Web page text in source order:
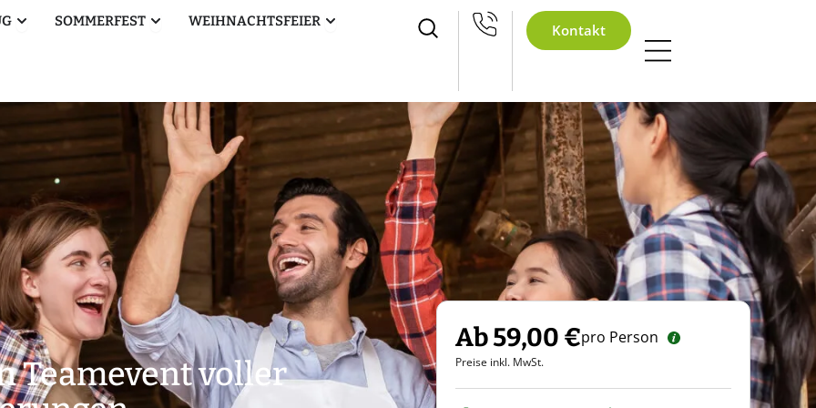
Öffne Betriebsausflug
SOMMERFEST Öffne Sommerfest
WEIHNACHTSFEIER Öffne Weihnachtsfeier
Kontakt
Teamevent voller
Ab 59,00 €pro Person
Preise inkl. MwSt.